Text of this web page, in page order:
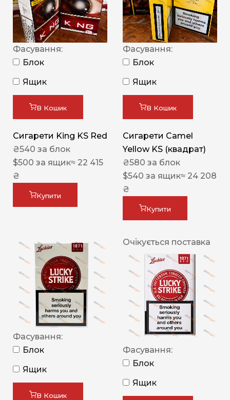
Фасування:
Блок
Ящик
В Кошик
Сигарети King KS Red
₴540 за блок
$500 за ящик≈ 22 415
₴
Купити
Фасування:
Блок
Ящик
В Кошик
Сигарети Camel
Yellow KS (квадрат)
₴580 за блок
$540 за ящик≈ 24 208
₴
Купити
Фасування:
Блок
Ящик
В Кошик
Очікується поставка
Фасування:
Блок
Ящик